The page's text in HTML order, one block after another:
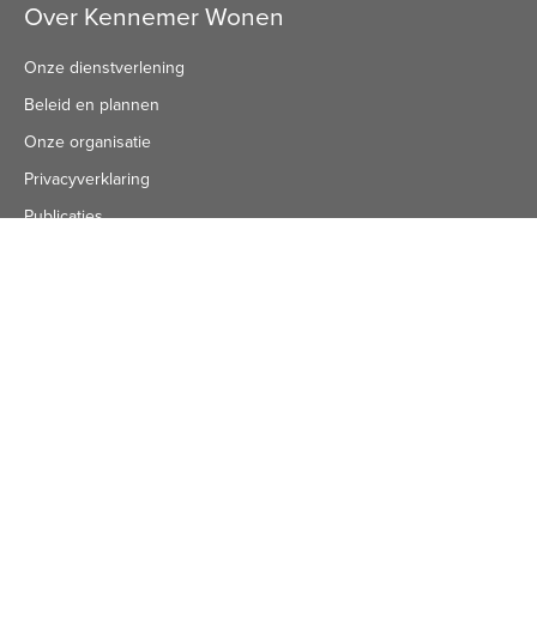
Over Kennemer Wonen
Onze dienstverlening
Beleid en plannen
Onze organisatie
Privacyverklaring
Publicaties